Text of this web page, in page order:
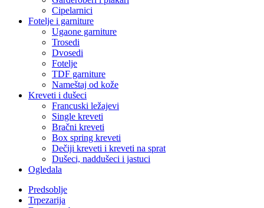
Cipelarnici
Fotelje i garniture
Ugaone garniture
Trosedi
Dvosedi
Fotelje
TDF garniture
Nameštaj od kože
Kreveti i dušeci
Francuski ležajevi
Single kreveti
Bračni kreveti
Box spring kreveti
Dečiji kreveti i kreveti na sprat
Dušeci, naddušeci i jastuci
Ogledala
Predsoblje
Trpezarija